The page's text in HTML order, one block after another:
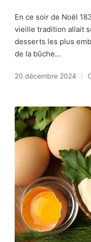
En ce soir de Noël
vieille tradition allait
desserts les plus
de la bûche…
20 décembre 2024